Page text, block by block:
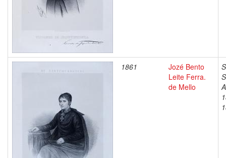
1861
Jozé Bento
Leite Ferra.
de Mello